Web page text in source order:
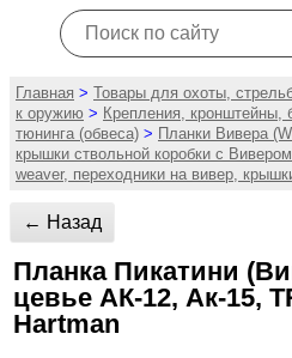
Главная > Товары для охоты,
к оружию > Крепления, кронштейны,
тюнинга (обвеса) > Планки Вивера
крышки ствольной коробки с
weaver, переходники на вивер,
← Назад
Планка Пикатини
цевье АК-12, Ак-15,
Hartman